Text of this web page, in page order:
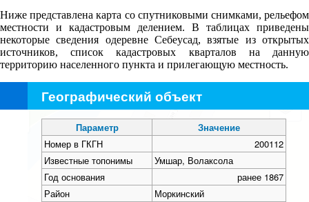
Ниже представлена карта со спутниковыми снимками, рельефом
местности и кадастровым делением. В таблицах приведены
некоторые сведения одеревне Себеусад, взятые из открытых
источников, список кадастровых кварталов на данную
территорию населенного пункта и прилегающую местность.
Географический объект
Параметр
Значение
Номер в ГКГН
200112
Известные топонимы
Умшар, Волаксола
Год основания
ранее 1867
Район
Моркинский